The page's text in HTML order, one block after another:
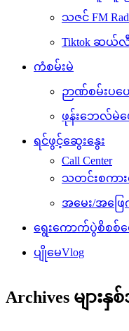
သဇင် FM
Tiktok ဆယ်လီ
ကံစမ်းမဲ
ဉာဏ်စမ်းပဟ
ဖုန်းဘေလ်မဲဖ
ရင်ဖွင့်ဆွေးနွေး
Call Center
သတင်းစကား
အမေး/အဖြ
ရွေးကောက်ပွဲစိစစ်တွ
ပျိုမေVlog
Archives မျာ